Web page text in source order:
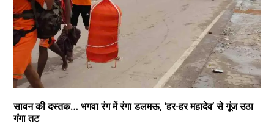
सावन की दस्तक… भगवा रंग में रंगा डलमऊ, ‘हर-हर महादेव’ से गूंज उठा
गंगा तट